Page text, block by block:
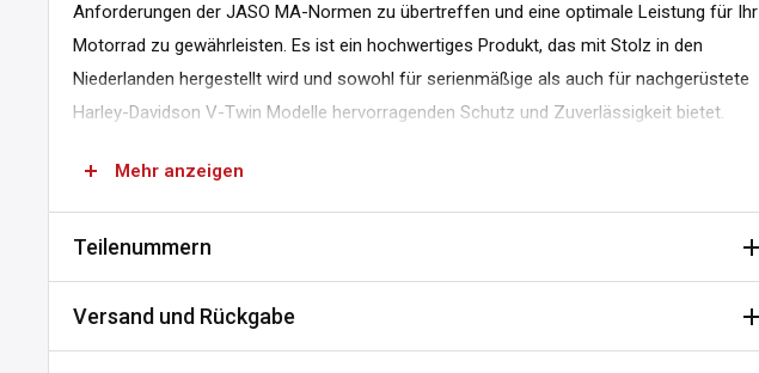
Anforderungen der JASO MA-Normen zu übertreffen und eine optimale Leistung für Ihr
Motorrad zu gewährleisten. Es ist ein hochwertiges Produkt, das mit Stolz in den
Niederlanden hergestellt wird und sowohl für serienmäßige als auch für nachgerüstete
Harley-Davidson V-Twin Modelle hervorragenden Schutz und Zuverlässigkeit bietet.
Motoröl sorgt dafür, dass Ihr Motor reibungslos und effizient läuft.
Eigenschaften
Einwertiges Motoröl für optimale Leistung
Mehr anzeigen
Teilenummern
MPN:V130970100-1L
DPN:904501
Versand und Rückgabe